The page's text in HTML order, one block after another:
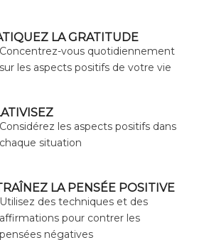
LA GRATITUDE
Concentrez-vous quotidiennement
sur les aspects positifs de votre vie
Considérez les aspects positifs dans
chaque situation
LA PENSÉE POSITIVE
Utilisez des techniques et des
affirmations pour contrer les
pensées négatives